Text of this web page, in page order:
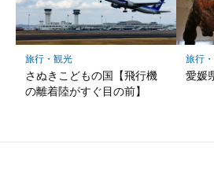
旅行・観光
さぬきこどもの国【飛行機
の離着陸がすぐ目の前】
旅行
愛媛